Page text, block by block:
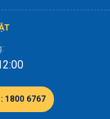
1800 6767